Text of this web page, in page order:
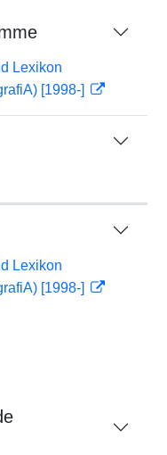
Lexikon
[1998-]
Lexikon
[1998-]